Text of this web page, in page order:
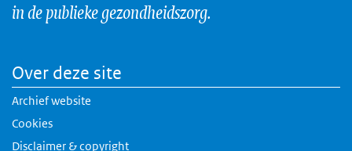
in de publieke gezondheidszorg.
Over deze site
Archief website
Cookies
Disclaimer & copyright